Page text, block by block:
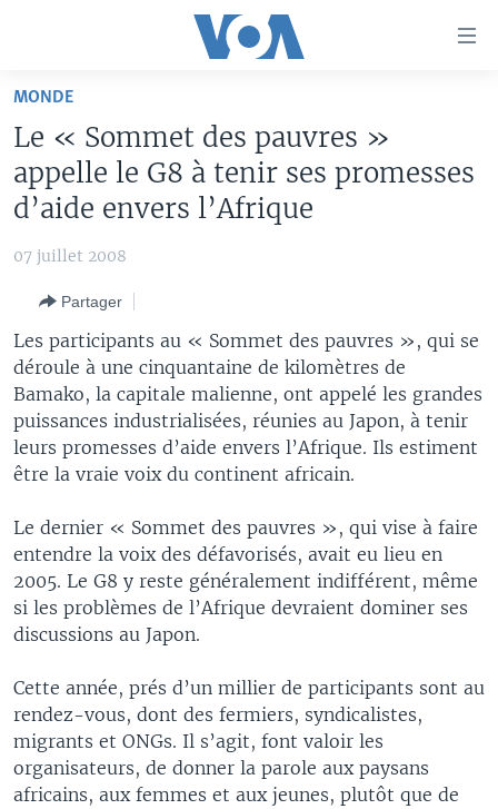
Retour
navigation
principale
Retour
recherche
AFRIQUE
ÉTATS-UNIS
LE MONDE AUJOURD'HUI
FOCUS SAHEL
REPORTAGES
CARNET DE SANTÉ
RADIO
LE MONDE AU FÉMININ
L'AMÉRIQUE ET VOUS
DIALOGUE DES RELIGIONS
RM SHOW
LINGALA
SANGO
Apprenez L'anglais
SUIVEZ-NOUS
Langues
MONDE
Le « Sommet des pauvres »
appelle le G8 à tenir ses promesses
d’aide envers l’Afrique
07 juillet 2008
Partager
Les participants au « Sommet des pauvres », qui se
déroule à une cinquantaine de kilomètres de
Bamako, la capitale malienne, ont appelé les grandes
puissances industrialisées, réunies au Japon, à tenir
leurs promesses d’aide envers l’Afrique. Ils estiment
être la vraie voix du continent africain.
Le dernier « Sommet des pauvres », qui vise à faire
entendre la voix des défavorisés, avait eu lieu en
2005. Le G8 y reste généralement indifférent, même
si les problèmes de l’Afrique devraient dominer ses
discussions au Japon.
Cette année, prés d’un millier de participants sont au
rendez-vous, dont des fermiers, syndicalistes,
migrants et ONGs. Il s’agit, font valoir les
organisateurs, de donner la parole aux paysans
africains, aux femmes et aux jeunes, plutôt que de